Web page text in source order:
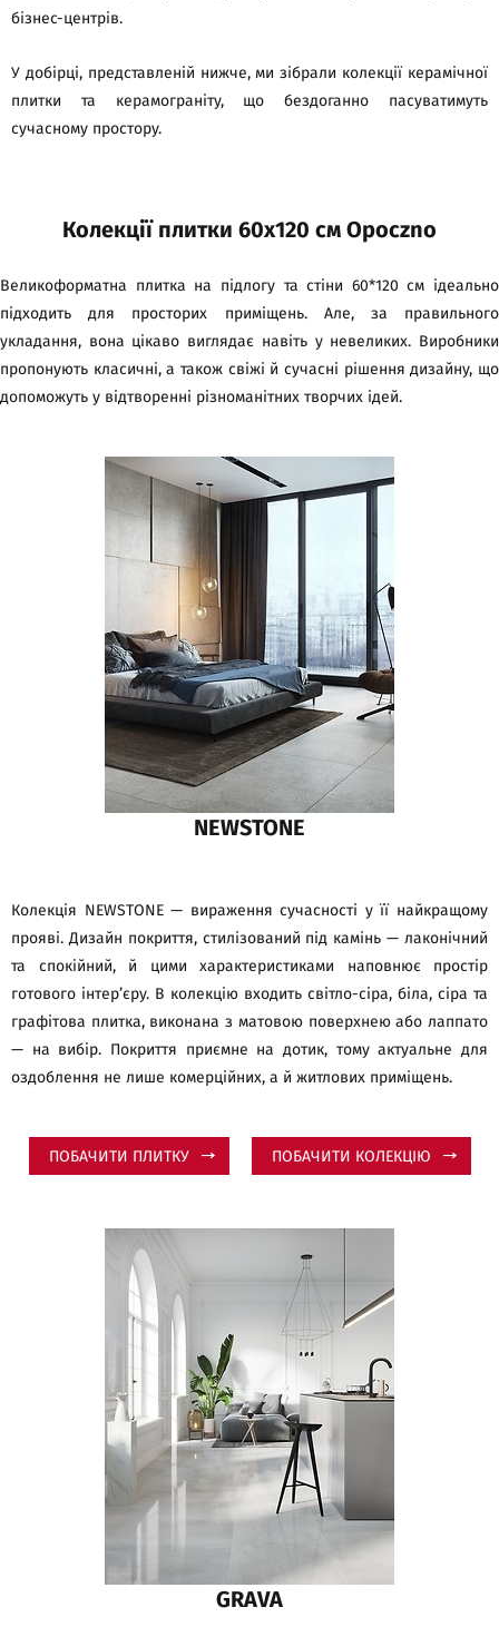
бізнес-центрів.
У добірці, представленій нижче, ми зібрали колекції керамічної
плитки та керамограніту, що бездоганно пасуватимуть
сучасному простору.
Колекції плитки 60х120 см Opoczno
Великоформатна плитка на підлогу та стіни 60*120 см ідеально
підходить для просторих приміщень. Але, за правильного
укладання, вона цікаво виглядає навіть у невеликих. Виробники
пропонують класичні, а також свіжі й сучасні рішення дизайну, що
допоможуть у відтворенні різноманітних творчих ідей.
NEWSTONE
Колекція NEWSTONE — вираження сучасності у її найкращому
прояві. Дизайн покриття, стилізований під камінь — лаконічний
та спокійний, й цими характеристиками наповнює простір
готового інтер’єру. В колекцію входить світло-сіра, біла, сіра та
графітова плитка, виконана з матовою поверхнею або лаппато
— на вибір. Покриття приємне на дотик, тому актуальне для
оздоблення не лише комерційних, а й житлових приміщень.
ПОБАЧИТИ ПЛИТКУ ПОБАЧИТИ КОЛЕКЦІЮ
GRAVA